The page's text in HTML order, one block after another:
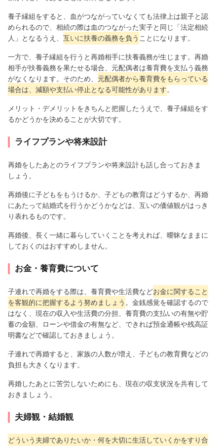
養子縁組をすると、血がつながっていなくても法律上は親子と認
められるので、相続の際は血のつながった実子と同じ「法定相続
人」となるうえ、 互いに扶養の義務を負う ことになります。
一方で、養子縁組を行うと再婚相手に扶養義務が生じます。再婚
相手が扶養義務を果たせる場合、元配偶者は養育費を支払う義務
がなくなります。そのため、 元配偶者から養育費をもらっている
場合は、減額や支払い停止となる可能性があります。
メリット・デメリットをきちんと把握したうえで、養子縁組をす
るかどうかを決めることが大切です。
ライフプランや将来設計
再婚をしたあとのライフプランや将来設計も話し合っておきま
しょう。
再婚後に子どもをもうけるか、子どもの教育はどうするか、再婚
にあたって結婚式を行うかどうかなどは、互いの価値観がはっき
り表れるものです。
再婚後、長く一緒に暮らしていくことを考えれば、曖昧なままに
しておくのはおすすめしません。
お金・養育費について
子連れで再婚をする際は、養育費や生活費などお金に関すること
を客観的に把握するよう努めましょう 。金銭感覚を確認するので
はなく、現在の収入や生活費の分担、養育費の支払いの有無や貯
蓄の金額、ローンや借金の有無など、できれば預金通帳や残高証
明書などで確認しておきましょう。
子連れで再婚すると、家族の人数が増え、子どもの教育費などの
負担も大きくなります。
再婚したあとに苦労しないためにも、現在の収支状況を共有して
おきましょう。
夫婦観・結婚観
どういう夫婦でありたいか・何を大切に生活していくかをすり合